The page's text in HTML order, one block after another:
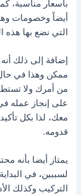
بأسعار مناسبة،
أيضاً وخصومات
التي نضع بها
إضافة إلى ذلك
ممكن وهذا في
من أمرك ولا
على إنجاز عمله
معك، لذا بكل
قدومه.
يمتاز أيضا بأنه
لسببين، في
التركيب وكذلك